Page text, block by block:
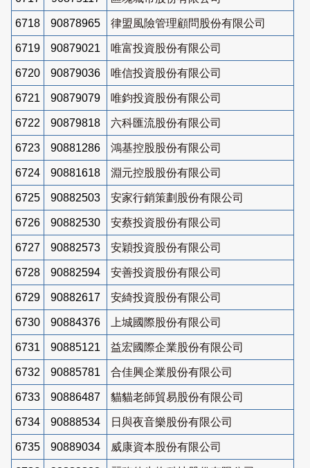
6718 90878965 律盟風險管理顧問股份有限公司
6719 90879021 唯富投資股份有限公司
6720 90879036 唯信投資股份有限公司
6721 90879079 唯鈞投資股份有限公司
6722 90879818 六科匯流股份有限公司
6723 90881286 鴻基控股股份有限公司
6724 90881618 淵元控股股份有限公司
6725 90882503 安家行銷策劃股份有限公司
6726 90882530 安蔡投資股份有限公司
6727 90882573 安穎投資股份有限公司
6728 90882594 安善投資股份有限公司
6729 90882617 安綺投資股份有限公司
6730 90884376 上城國際股份有限公司
6731 90885121 益宏國際企業股份有限公司
6732 90885781 合佳興企業股份有限公司
6733 90886487 貓貓老師貿易股份有限公司
6734 90888534 日與夜音樂股份有限公司
6735 90889034 威康資本股份有限公司